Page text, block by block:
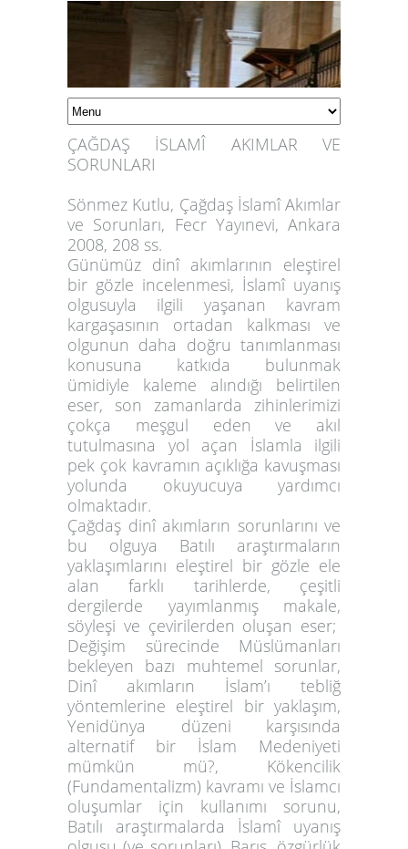
ÇAĞDAŞ İSLAMÎ AKIMLAR VE
SORUNLARI
Sönmez Kutlu, Çağdaş İslamî Akımlar
ve Sorunları, Fecr Yayınevi, Ankara
2008, 208 ss.
Günümüz dinî akımlarının eleştirel
bir gözle incelenmesi, İslamî uyanış
olgusuyla ilgili yaşanan kavram
kargaşasının ortadan kalkması ve
olgunun daha doğru tanımlanması
konusuna katkıda bulunmak
ümidiyle kaleme alındığı belirtilen
eser, son zamanlarda zihinlerimizi
çokça meşgul eden ve akıl
tutulmasına yol açan İslamla ilgili
pek çok kavramın açıklığa kavuşması
yolunda okuyucuya yardımcı
olmaktadır.
Çağdaş dinî akımların sorunlarını ve
bu olguya Batılı araştırmaların
yaklaşımlarını eleştirel bir gözle ele
alan farklı tarihlerde, çeşitli
dergilerde yayımlanmış makale,
söyleşi ve çevirilerden oluşan eser;
Değişim sürecinde Müslümanları
bekleyen bazı muhtemel sorunlar,
Dinî akımların İslam’ı tebliğ
yöntemlerine eleştirel bir yaklaşım,
Yenidünya düzeni karşısında
alternatif bir İslam Medeniyeti
mümkün mü?, Kökencilik
(Fundamentalizm) kavramı ve İslamcı
oluşumlar için kullanımı sorunu,
Batılı araştırmalarda İslamî uyanış